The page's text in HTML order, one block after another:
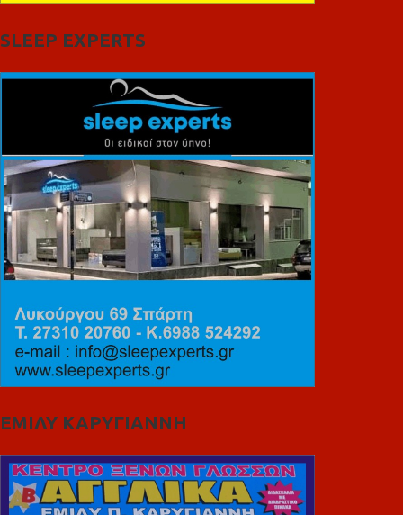
SLEEP EXPERTS
ΕΜΙΛΥ ΚΑΡΥΓΙΑΝΝΗ